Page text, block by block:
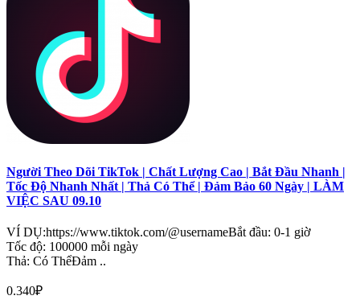
Người Theo Dõi TikTok | Chất Lượng Cao | Bắt Đầu Nhanh |
Tốc Độ Nhanh Nhất | Thả Có Thể | Đảm Bảo 60 Ngày | LÀM
VIỆC SAU 09.10
VÍ DỤ:https://www.tiktok.com/@usernameBắt đầu: 0-1 giờ
Tốc độ: 100000 mỗi ngày
Thả: Có ThểĐảm ..
0.340₽